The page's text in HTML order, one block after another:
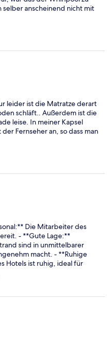
selber anscheinend nicht mit
leider ist die Matratze derart
schläft.. Außerdem ist die
leise. In meiner Kapsel
Fernseher an, so dass man
Die Mitarbeiter des
- **Gute Lage:**
sind in unmittelbarer
macht. - **Ruhige
Hotels ist ruhig, ideal für
Einrichtungen:** Die
sehr sauber und gut
es Kaffeemaschinen und
mit Bargeld zu
In unserem Zimmer
Fernsehers nicht. -
wird abends um 22 Uhr
um von einem Mitarbeiter